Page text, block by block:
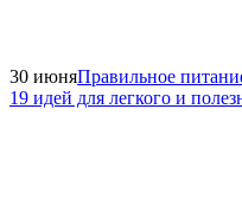
30 июняПравильное
19 идей для легкого и